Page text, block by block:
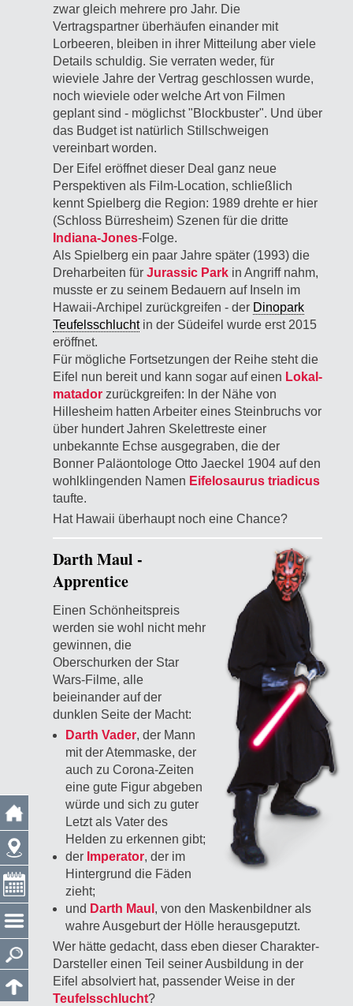
zwar gleich mehrere pro Jahr. Die
Vertragspartner überhäufen einander mit
Lorbeeren, bleiben in ihrer Mitteilung aber viele
Details schuldig. Sie verraten weder, für
wieviele Jahre der Vertrag geschlossen wurde,
noch wieviele oder welche Art von Filmen
geplant sind - möglichst "Blockbuster". Und über
das Budget ist natürlich Stillschweigen
vereinbart worden.
Der Eifel eröffnet dieser Deal ganz neue
Perspektiven als Film-Location, schließlich
kennt Spielberg die Region: 1989 drehte er hier
(Schloss Bürresheim) Szenen für die dritte
Indiana-Jones-Folge.
Als Spielberg ein paar Jahre später (1993) die
Dreharbeiten für Jurassic Park in Angriff nahm,
musste er zu seinem Bedauern auf Inseln im
Hawaii-Archipel zurückgreifen - der Dinopark
Teufelsschluchtin der Südeifel wurde erst 2015
eröffnet.
Für mögliche Fortsetzungen der Reihe steht die
Eifel nun bereit und kann sogar auf einen Lokal­
matador zurückgreifen: In der Nähe von
Hillesheim hatten Arbeiter eines Steinbruchs vor
über hundert Jahren Skelettreste einer
unbekannte Echse ausgegraben, die der
Bonner Paläontologe Otto Jaeckel 1904 auf den
wohlklingenden Namen Eifelosaurus triadicus
taufte.
Hat Hawaii überhaupt noch eine Chance?
Darth Maul -
Apprentice
Einen Schönheitspreis
werden sie wohl nicht mehr
gewinnen, die
Oberschurken der Star
Wars-Filme, alle
beieinander auf der
dunklen Seite der Macht:
Darth Vader, der Mann
mit der Atemmaske, der
auch zu Corona-Zeiten
eine gute Figur abgeben
würde und sich zu guter
Letzt als Vater des
Helden zu erkennen gibt;
der Imperator, der im
Hintergrund die Fäden
zieht;
und Darth Maul , von den Maskenbildner als
wahre Ausgeburt der Hölle herausgeputzt.
Wer hätte gedacht, dass eben dieser Charakter-
Darsteller einen Teil seiner Ausbildung in der
Eifel absolviert hat, passender Weise in der
Teufelsschlucht?